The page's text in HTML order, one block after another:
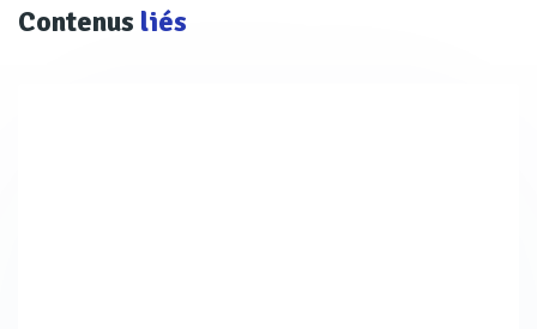
Contenus liés